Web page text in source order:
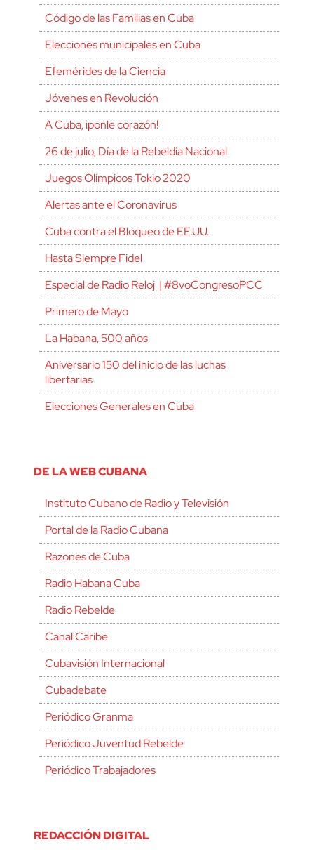
Código de las Familias en Cuba
Elecciones municipales en Cuba
Efemérides de la Ciencia
Jóvenes en Revolución
A Cuba, ¡ponle corazón!
26 de julio, Día de la Rebeldía Nacional
Juegos Olímpicos Tokio 2020
Alertas ante el Coronavirus
Cuba contra el Bloqueo de EE.UU.
Hasta Siempre Fidel
Especial de Radio Reloj | #8voCongresoPCC
Primero de Mayo
La Habana, 500 años
Aniversario 150 del inicio de las luchas
libertarias
Elecciones Generales en Cuba
DE LA WEB CUBANA
Instituto Cubano de Radio y Televisión
Portal de la Radio Cubana
Razones de Cuba
Radio Habana Cuba
Radio Rebelde
Canal Caribe
Cubavisión Internacional
Cubadebate
Periódico Granma
Periódico Juventud Rebelde
Periódico Trabajadores
REDACCIÓN DIGITAL